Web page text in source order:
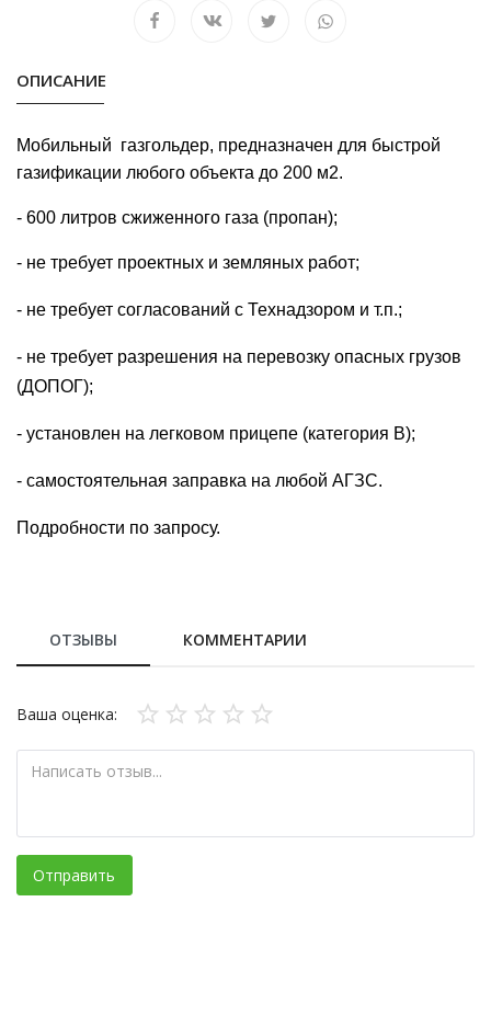
ОПИСАНИЕ
Мобильный газгольдер, предназначен для быстрой
газификации любого объекта до 200 м2.
- 600 литров сжиженного газа (пропан);
- не требует проектных и земляных работ;
- не требует согласований с Технадзором и т.п.;
- не требует разрешения на перевозку опасных грузов
(ДОПОГ);
- установлен на легковом прицепе (категория В);
- самостоятельная заправка на любой АГЗС.
Подробности по запросу.
ОТЗЫВЫ КОММЕНТАРИИ
Ваша оценка:
Отправить